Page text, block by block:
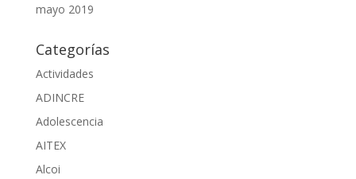
mayo 2019
Categorías
Actividades
ADINCRE
Adolescencia
AITEX
Alcoi